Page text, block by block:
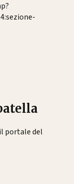
portale del